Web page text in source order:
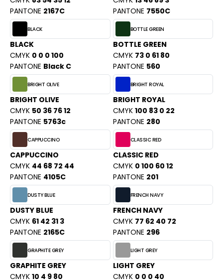
SHIRT
SHIRT
PROFESSIONNELLE
- BLOUSON
COOL
HOODS
T'S
SERIE
PANTONE 2167C
PANTONE 7550C
BLACK
BLACK
CMYK 0 0 0 100
PANTONE Black C
BOTTLE GREEN
BOTTLE GREEN
CMYK 73 0 61 80
PANTONE 560
BRIGHT OLIVE
BRIGHT OLIVE
CMYK 50 36 76 12
PANTONE 5763c
BRIGHT ROYAL
BRIGHT ROYAL
CMYK 100 83 0 22
PANTONE 280
CAPPUCCINO
CAPPUCCINO
CMYK 44 68 72 44
PANTONE 4105C
CLASSIC RED
CLASSIC RED
CMYK 0 100 60 12
PANTONE 201
DUSTY BLUE
DUSTY BLUE
CMYK 61 42 31 3
PANTONE 2165C
FRENCH NAVY
FRENCH NAVY
CMYK 77 62 40 72
PANTONE 296
GRAPHITE GREY
GRAPHITE GREY
CMYK 10 4 9 80
LIGHT GREY
LIGHT GREY
CMYK 0 0 0 40